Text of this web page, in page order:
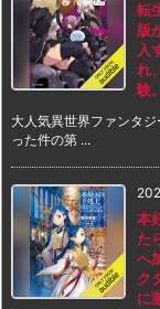
転
版
入
れ
験。
大人気異世界ファンタ
った件の第 ...
本
た
へ
ク
に